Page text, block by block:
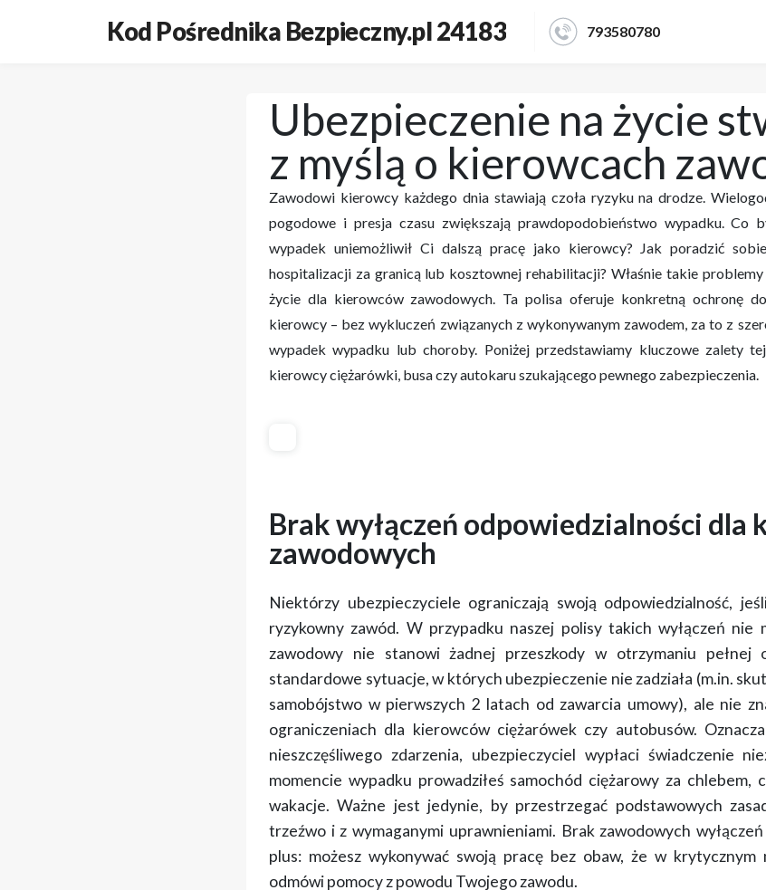
Kod Pośrednika Bezpieczny.pl 24183 793580780
Ubezpieczenie na życie
z myślą o kierowcach
Zawodowi kierowcy każdego dnia stawiają czoła ryzyku na drodze.
pogodowe i presja czasu zwiększają prawdopodobieństwo wypadku.Co
wypadek uniemożliwił Ci dalszą pracę jako kierowcy? Jak poradzić
hospitalizacji za granicą lub kosztownej rehabilitacji? Właśnie takie
życie dla kierowców zawodowych. Ta polisa oferuje konkretną ochronę
kierowcy – bez wykluczeń związanych z wykonywanym zawodem, za to z
wypadek wypadku lub choroby. Poniżej przedstawiamy kluczowe zalety
kierowcy ciężarówki, busa czy autokaru szukającego pewnego zabezpieczenia.
Brak wyłączeń odpowiedzialności dla
zawodowych
Niektórzy ubezpieczyciele ograniczają swoją odpowiedzialność,
ryzykowny zawód. W przypadku naszej polisy takich wyłączeń nie
zawodowy nie stanowi żadnej przeszkody w otrzymaniu pełnej
standardowe sytuacje, w których ubezpieczenie nie zadziała (m.in.
samobójstwo w pierwszych 2 latach od zawarcia umowy), ale nie
ograniczeniach dla kierowców ciężarówek czy autobusów.
nieszczęśliwego zdarzenia, ubezpieczyciel wypłaci świadczenie
momencie wypadku prowadziłeś samochód ciężarowy za chlebem,
wakacje. Ważne jest jedynie, by przestrzegać podstawowych
trzeźwo i z wymaganymi uprawnieniami. Brak zawodowych
plus: możesz wykonywać swoją pracę bez obaw, że w krytycznym
odmówi pomocy z powodu Twojego zawodu.